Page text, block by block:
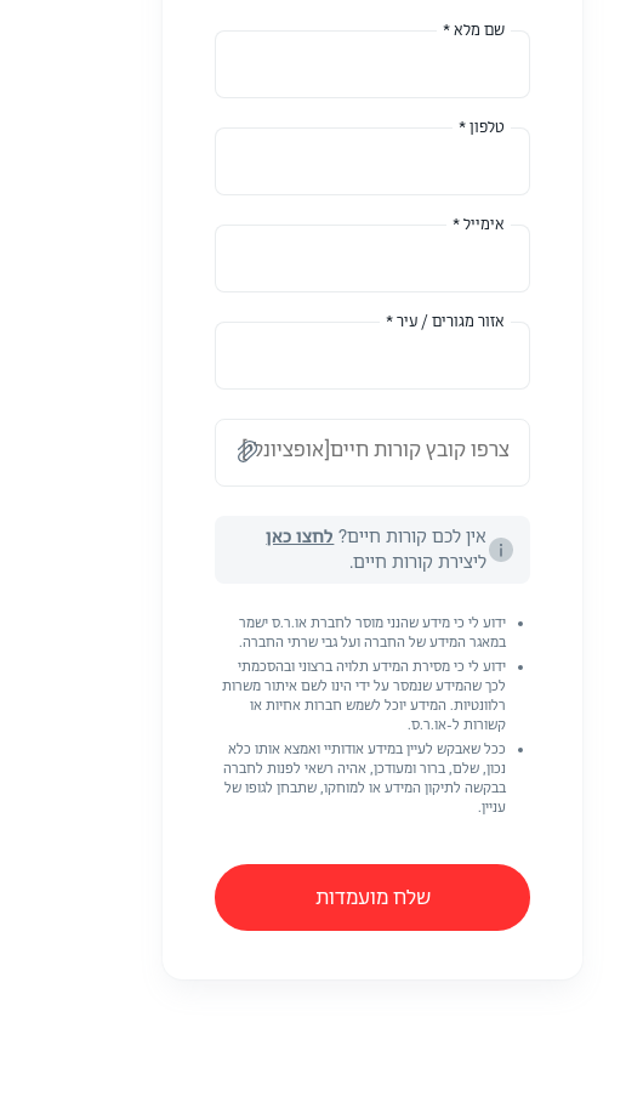
שם מלא *
טלפון *
אימייל *
אזור מגורים / עיר *
צרפו קובץ קורות חיים[אופציונלי]
אין לכם קורות חיים? לחצו כאן
ליצירת קורות חיים.
ידוע לי כי מידע שהנני מוסר לחברת או.ר.ס ישמר
במאגר המידע של החברה ועל גבי שרתי החברה.
ידוע לי כי מסירת המידע תלויה ברצוני ובהסכמתי
לכך שהמידע שנמסר על ידי הינו לשם איתור משרות
רלוונטיות. המידע יוכל לשמש חברות אחיות או
קשורות ל-או.ר.ס.
ככל שאבקש לעיין במידע אודותיי ואמצא אותו כלא
נכון, שלם, ברור ומעודכן, אהיה רשאי לפנות לחברה
בבקשה לתיקון המידע או למוחקו, שתבחן לגופו של
עניין.
שלח מועמדות